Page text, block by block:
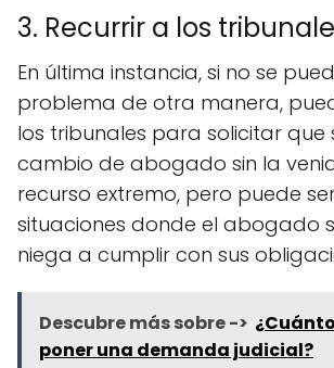
3. Recurrir a los
En última instancia, si no se
problema de otra manera,
los tribunales para solicitar que
cambio de abogado sin la
recurso extremo, pero puede
situaciones donde el abogado
niega a cumplir con sus
Descubre más sobre ->
poner una demanda judicial?